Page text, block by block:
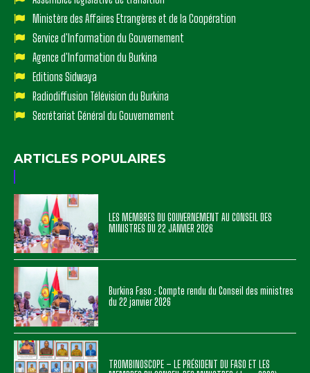
Ministère des Affaires Etrangères et de la Coopération
Service d'Information du Gouvernement
Agence d'Information du Burkina
Editions Sidwaya
Radiodiffusion Télévision du Burkina
Secrétariat Général du Gouvernement
ARTICLES POPULAIRES
LES MEMBRES DU GOUVERNEMENT AU CONSEIL DES
MINISTRES DU 22 JANVIER 2026
Burkina Faso : Compte rendu du Conseil des ministres
du 22 janvier 2026
TROMBINOSCOPE – LE PRÉSIDENT DU FASO ET LES